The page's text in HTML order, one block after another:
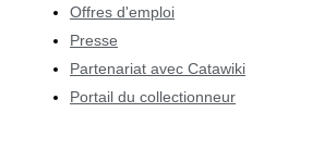
Offres d'emploi
Presse
Partenariat avec Catawiki
Portail du collectionneur